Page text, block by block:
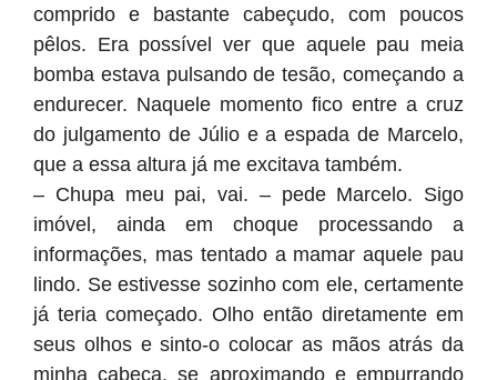
comprido e bastante cabeçudo, com poucos
pêlos. Era possível ver que aquele pau meia
bomba estava pulsando de tesão, começando a
endurecer. Naquele momento fico entre a cruz
do julgamento de Júlio e a espada de Marcelo,
que a essa altura já me excitava também.
– Chupa meu pai, vai. – pede Marcelo. Sigo
imóvel, ainda em choque processando a
informações, mas tentado a mamar aquele pau
lindo. Se estivesse sozinho com ele, certamente
já teria começado. Olho então diretamente em
seus olhos e sinto-o colocar as mãos atrás da
minha cabeça, se aproximando e empurrando